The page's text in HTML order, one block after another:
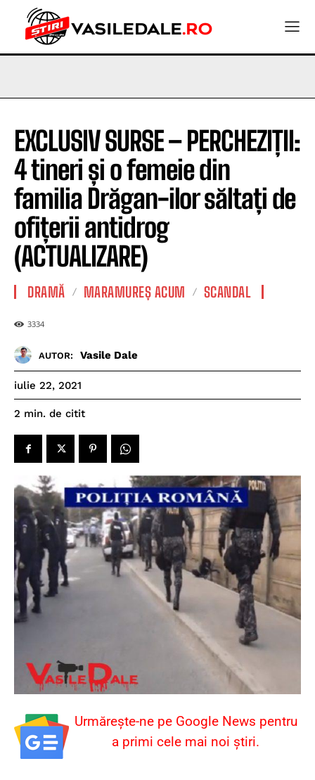
EXCLUSIV SURSE – PERCHEZIȚII:
4 tineri și o femeie din
familia Drăgan-ilor săltați de
ofițerii antidrog
(ACTUALIZARE)
DRAMĂ MARAMUREȘ ACUM SCANDAL
3334
AUTOR: Vasile Dale
iulie 22, 2021
2 min. de citit
Urmărește-ne pe Google News pentru
a primi cele mai noi știri.